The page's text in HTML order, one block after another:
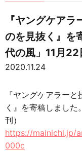
『ヤングケア
のを見抜く』を
代の風」11月22
2020.11.24
『ヤングケアラー
く』を寄稿しまし
刊）
https://mainichi.jp/
000c